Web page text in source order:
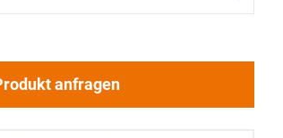
anfragen